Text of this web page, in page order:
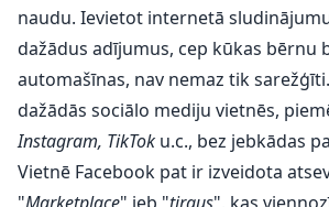
naudu. Ievietot internetā
dažādus adījumus, cep kūkas bērnu
automašīnas, nav nemaz tik
dažādās sociālo mediju vietnēs,
Instagram, TikTok u.c., bez jebkādas
Vietnē Facebook pat ir izveidota